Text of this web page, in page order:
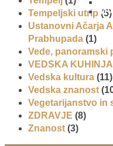
01
Tempeljski utrip (5)
Ustanovni Ačarja
Prabhupada (1)
Vede, panoramski
VEDSKA KUHINJA
Vedska kultura (11)
Vedska znanost
Vegetarijanstvo in
ZDRAVJE (8)
Znanost (3)